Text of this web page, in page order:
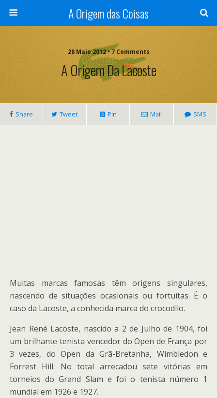
A Origem das Coisas
28 Maio 2012 • 7 Comments
A Origem Da Lacoste
Share Tweet Pin Mail SMS
Muitas marcas famosas têm origens singulares,
nascendo de situações ocasionais ou fortuitas. É o
caso da Lacoste, a conhecida marca do crocodilo.
Jean René Lacoste, nascido a 2 de Julho de 1904, foi
um brilhante tenista vencedor do Open de França por
3 vezes, do Open da Grã-Bretanha, Wimbledon e
Forrest Hill. No total arrecadou sete vitórias em
torneios do Grand Slam e foi o tenista número 1
mundial em 1926 e 1927.